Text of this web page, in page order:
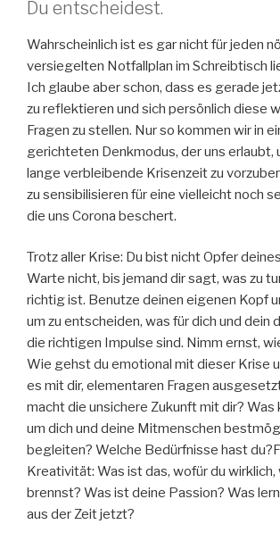
Du entscheidest.
Wahrscheinlich ist es gar nicht für jeden
versiegelten Notfallplan im Schreibtisch
Ich glaube aber schon, dass es gerade
zu reflektieren und sich persönlich diese
Fragen zu stellen. Nur so kommen wir in
gerichteten Denkmodus, der uns erlaubt,
lange verbleibende Krisenzeit zu
zu sensibilisieren für eine vielleicht noch
die uns Corona beschert.
Trotz aller Krise: Du bist nicht Opfer
Warte nicht, bis jemand dir sagt, was zu
richtig ist. Benutze deinen eigenen Kopf
um zu entscheiden, was für dich und dein
die richtigen Impulse sind. Nimm ernst,
Wie gehst du emotional mit dieser Krise
es mit dir, elementaren Fragen
macht die unsichere Zukunft mit dir? Was
um dich und deine Mitmenschen
begleiten? Welche Bedürfnisse hast
Kreativität: Was ist das, wofür du wirklich,
brennst? Was ist deine Passion? Was
aus der Zeit jetzt?